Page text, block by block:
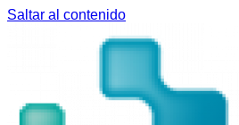
Saltar al contenido